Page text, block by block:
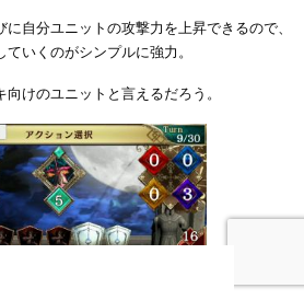
自分ユニットの攻撃力を上昇できるので、
いくのがシンプルに強力。
けのユニットと言えるだろう。